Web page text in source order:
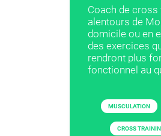
Coach de cross
alentours de
domicile ou en
des exercices
rendront plus
fonctionnel au
MUSCULATION
CROSS